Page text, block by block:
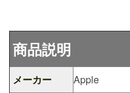
商品説明
メーカー Apple